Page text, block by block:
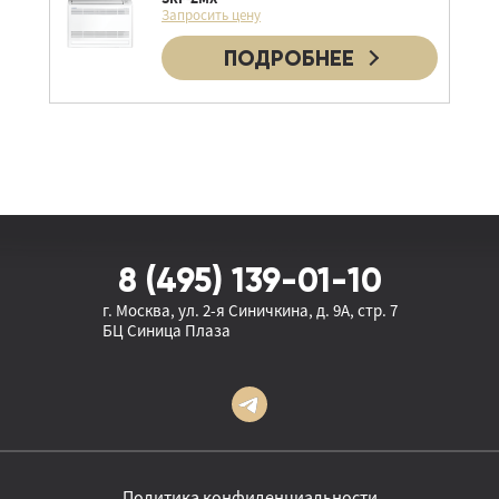
Полупромышленные сплит-системы
Промышленные кондиционеры
Наружные блоки
Напольные внутренние блоки
Потолочные внутренние блоки
Запросить цену
ПОДРОБНЕЕ
8 (495) 139-01-10
г. Москва, ул. 2-я Синичкина, д. 9А, стр. 7
БЦ Синица Плаза